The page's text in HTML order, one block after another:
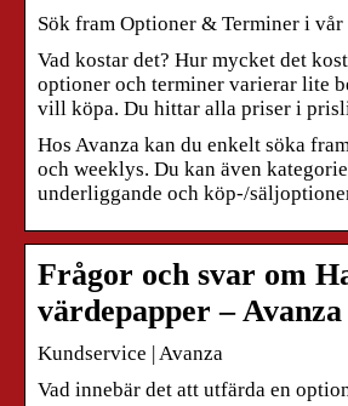
Sök fram Optioner & Terminer i vår
Vad kostar det? Hur mycket det
optioner och terminer varierar lite
vill köpa. Du hittar alla priser i
Hos Avanza kan du enkelt söka
och weeklys. Du kan även
underliggande och köp-/
Frågor och svar om
värdepapper – Avanza
Kundservice | Avanza
Vad innebär det att utfärda en